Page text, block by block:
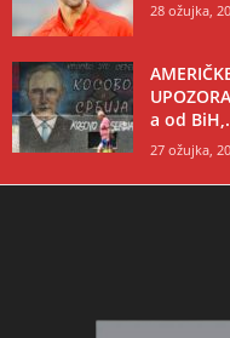
28 ožujka,
a od
27 ožujka,